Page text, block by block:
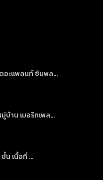
ดอะแพลนท์ ซิมพล...
บ้าน เมอริทเพล...
น เนื้อที่ ...